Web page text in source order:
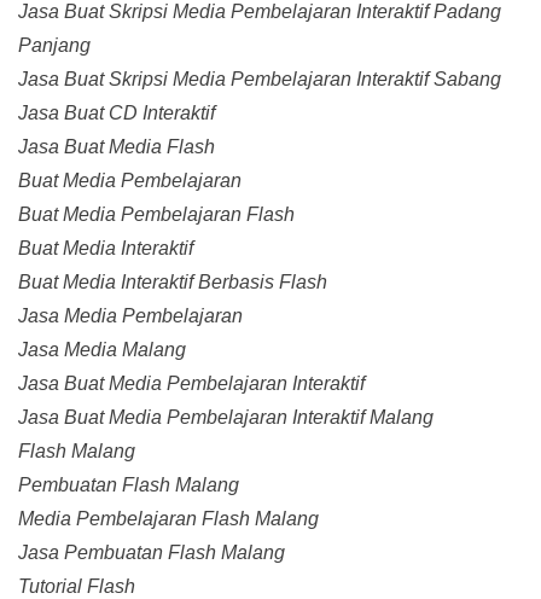
Jasa Buat Skripsi Media Pembelajaran Interaktif Padang
Panjang
Jasa Buat Skripsi Media Pembelajaran Interaktif Sabang
Jasa Buat CD Interaktif
Jasa Buat Media Flash
Buat Media Pembelajaran
Buat Media Pembelajaran Flash
Buat Media Interaktif
Buat Media Interaktif Berbasis Flash
Jasa Media Pembelajaran
Jasa Media Malang
Jasa Buat Media Pembelajaran Interaktif
Jasa Buat Media Pembelajaran Interaktif Malang
Flash Malang
Pembuatan Flash Malang
Media Pembelajaran Flash Malang
Jasa Pembuatan Flash Malang
Tutorial Flash